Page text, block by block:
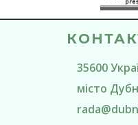
35600
місто
rada@